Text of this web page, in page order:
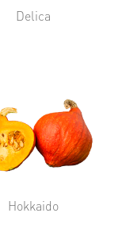
Delica
Hokkaido